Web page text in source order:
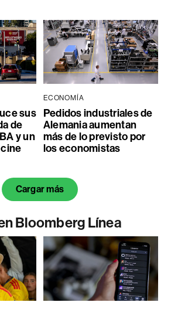
sus
de
y un
ECONOMÍA
Pedidos industriales de
Alemania aumentan
más de lo previsto por
los economistas
Cargar más
Bloomberg Línea